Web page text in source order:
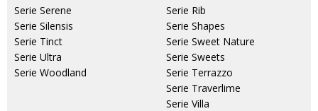
Serie Serene
Serie Silensis
Serie Tinct
Serie Ultra
Serie Woodland
Serie Rib
Serie Shapes
Serie Sweet Nature
Serie Sweets
Serie Terrazzo
Serie Traverlime
Serie Villa